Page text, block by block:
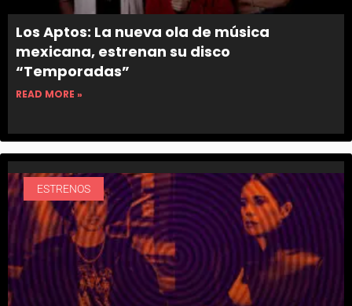
Los Aptos: La nueva ola de música
mexicana, estrenan su disco
“Temporadas”
READ MORE »
ESTRENOS